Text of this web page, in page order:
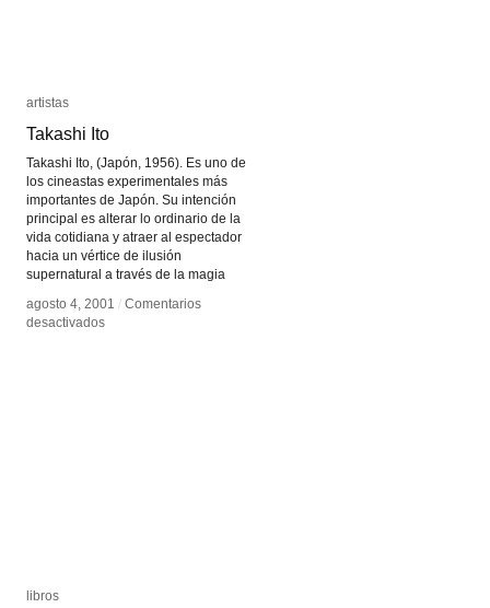
artistas
Takashi Ito
Takashi Ito, (Japón, 1956). Es uno de
los cineastas experimentales más
importantes de Japón. Su intención
principal es alterar lo ordinario de la
vida cotidiana y atraer al espectador
hacia un vértice de ilusión
supernatural a través de la magia
agosto 4, 2001 / Comentarios
desactivadosen
artistas
Takashi Ito
agosto 4, 2001 / Comentarios
desactivadosen
libros
libros